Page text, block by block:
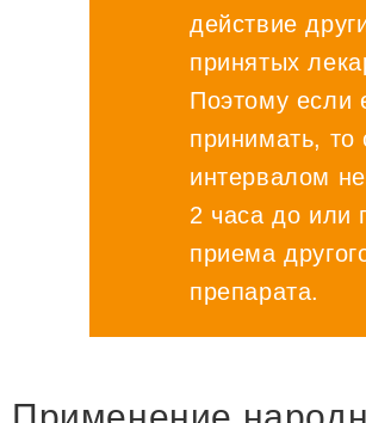
действие
принятых
Поэтому если
принимать, то
интервалом
2 часа до или
приема
препарата.